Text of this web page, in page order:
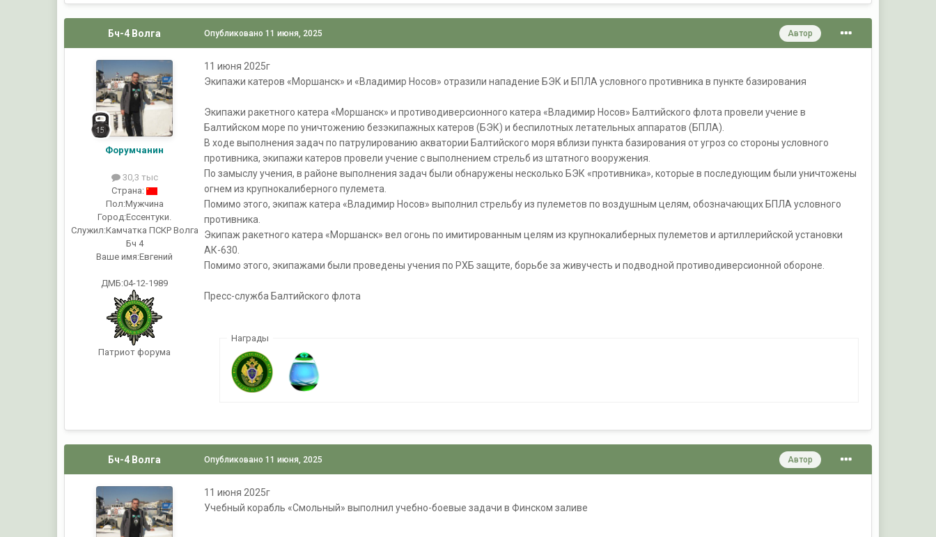
Бч-4 Волга
Форумчанин
30,3 тыс
Страна:
Пол:Мужчина
Город:Ессентуки.
Служил:Камчатка ПСКР Волга
Бч 4
Ваше имя:Евгений
ДМБ:04-12-1989
Патриот форума
Автор
Опубликовано11 июня, 2025
11 июня 2025г
Экипажи катеров «Моршанск» и «Владимир Носов» отразили нападение БЭК и БПЛА условного противника в пункте базирования
Экипажи ракетного катера «Моршанск» и противодиверсионного катера «Владимир Носов» Балтийского флота провели учение в
Балтийском море по уничтожению безэкипажных катеров (БЭК) и беспилотных летательных аппаратов (БПЛА).
В ходе выполнения задач по патрулированию акватории Балтийского моря вблизи пункта базирования от угроз со стороны условного
противника, экипажи катеров провели учение с выполнением стрельб из штатного вооружения.
По замыслу учения, в районе выполнения задач были обнаружены несколько БЭК «противника», которые в последующим были уничтожены
огнем из крупнокалиберного пулемета.
Помимо этого, экипаж катера «Владимир Носов» выполнил стрельбу из пулеметов по воздушным целям, обозначающих БПЛА условного
противника.
Экипаж ракетного катера «Моршанск» вел огонь по имитированным целям из крупнокалиберных пулеметов и артиллерийской установки
АК-630.
Помимо этого, экипажами были проведены учения по РХБ защите, борьбе за живучесть и подводной противодиверсионной обороне.
Пресс-служба Балтийского флота
Награды
Бч-4 Волга Автор
Опубликовано11 июня, 2025
11 июня 2025г
Учебный корабль «Смольный» выполнил учебно-боевые задачи в Финском заливе